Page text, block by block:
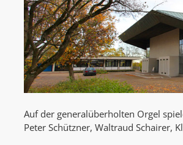
Auf der generalüberholten Orgel
Peter Schützner, Waltraud Schairer,